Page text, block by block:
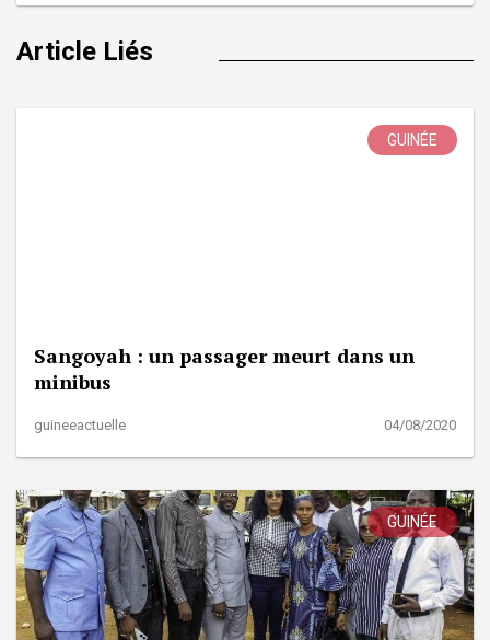
Article Liés
GUINÉE
Sangoyah : un passager meurt dans un
minibus
guineeactuelle 04/08/2020
GUINÉE